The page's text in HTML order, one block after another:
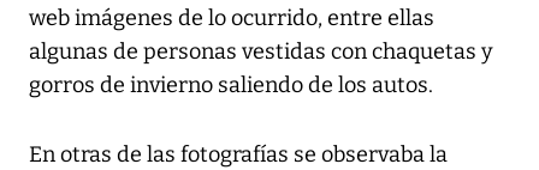
web imágenes de lo ocurrido, entre ellas
algunas de personas vestidas con chaquetas y
gorros de invierno saliendo de los autos.
En otras de las fotografías se observaba la